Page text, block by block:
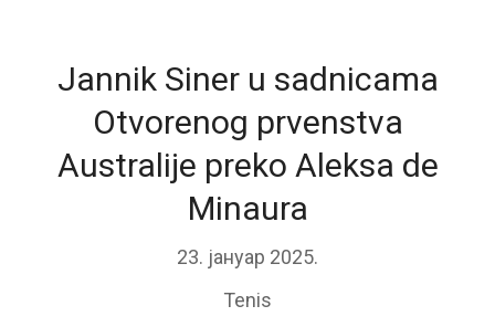
Jannik Siner u sadnicama
Otvorenog prvenstva
Australije preko Aleksa de
Minaura
23. јануар 2025.
Tenis